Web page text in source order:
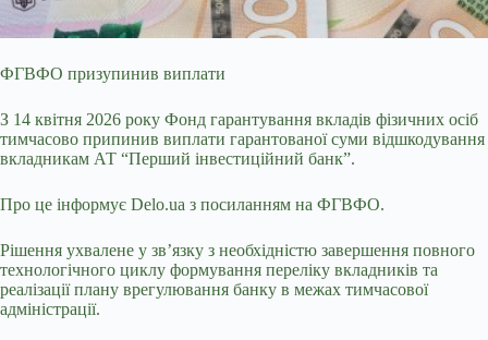
ФГВФО призупинив виплати
З 14 квітня 2026 року Фонд гарантування вкладів фізичних осіб
тимчасово припинив виплати гарантованої суми відшкодування
вкладникам АТ “Перший інвестиційний банк”.
Про це інформує Delo.ua з посиланням на ФГВФО.
Рішення ухвалене у зв’язку з необхідністю завершення повного
технологічного циклу формування переліку вкладників та
реалізації плану врегулювання банку в межах тимчасової
адміністрації.